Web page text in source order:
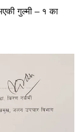
गुल्मी – १ का